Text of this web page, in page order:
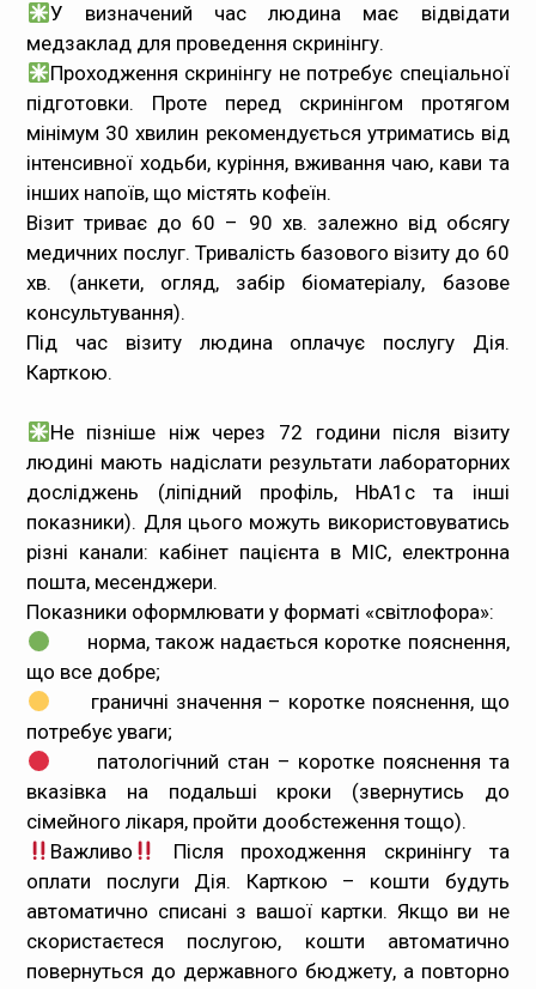
У визначений час людина має відвідати
медзаклад для проведення скринінгу.
Проходження скринінгу не потребує спеціальної
підготовки. Проте перед скринінгом протягом
мінімум 30 хвилин рекомендується утриматись від
інтенсивної ходьби, куріння, вживання чаю, кави та
інших напоїв, що містять кофеїн.
Візит триває до 60 – 90 хв. залежно від обсягу
медичних послуг. Тривалість базового візиту до 60
хв. (анкети, огляд, забір біоматеріалу, базове
консультування).
Під час візиту людина оплачує послугу Дія.
Карткою.
Не пізніше ніж через 72 години після візиту
людині мають надіслати результати лабораторних
досліджень (ліпідний профіль, HbA1c та інші
показники). Для цього можуть використовуватись
різні канали: кабінет пацієнта в МІС, електронна
пошта, месенджери.
Показники оформлювати у форматі «світлофора»:
норма, також надається коротке пояснення,
що все добре;
граничні значення – коротке пояснення, що
потребує уваги;
патологічний стан – коротке пояснення та
вказівка на подальші кроки (звернутись до
сімейного лікаря, пройти дообстеження тощо).
Важливо
Після проходження скринінгу та
оплати послуги Дія. Карткою – кошти будуть
автоматично списані з вашої картки. Якщо ви не
скористаєтеся послугою, кошти автоматично
повернуться до державного бюджету, а повторно